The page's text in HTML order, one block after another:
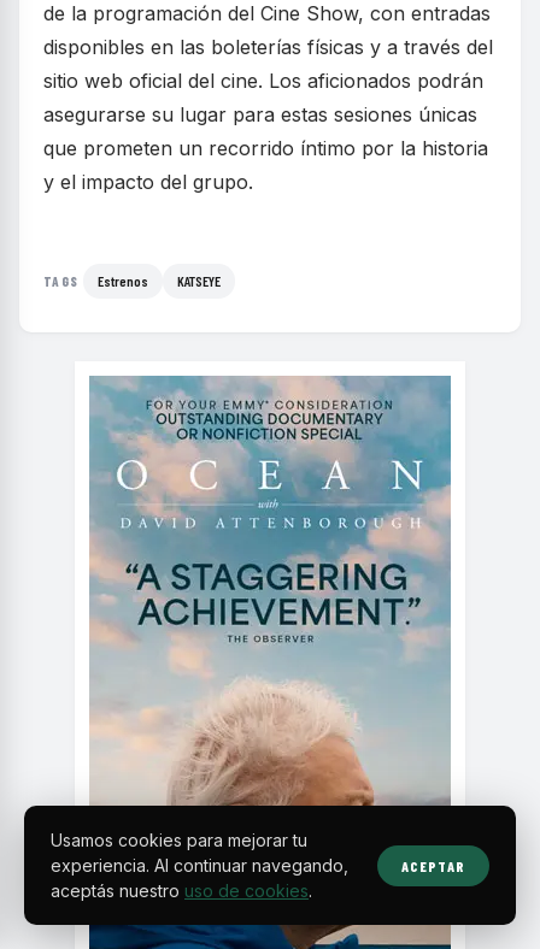
de la programación del Cine Show, con entradas
disponibles en las boleterías físicas y a través del
sitio web oficial del cine. Los aficionados podrán
asegurarse su lugar para estas sesiones únicas
que prometen un recorrido íntimo por la historia
y el impacto del grupo.
TAGS Estrenos KATSEYE
Usamos cookies para mejorar tu
experiencia. Al continuar navegando,
aceptás nuestro uso de cookies.
ACEPTAR